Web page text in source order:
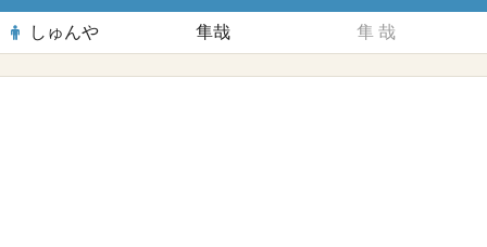
しゅんや 隼哉 隼 哉